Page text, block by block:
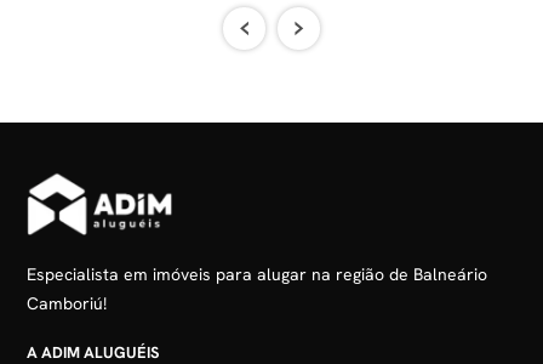
‹ ›
Especialista em imóveis para alugar na região de Balneário
Camboriú!
A ADIM ALUGUÉIS